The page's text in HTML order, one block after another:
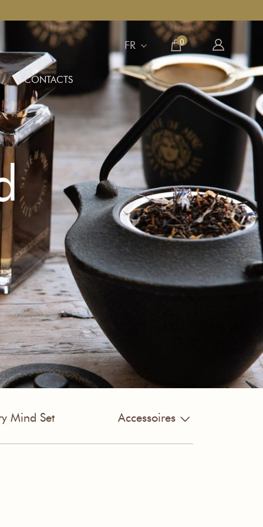
CONTACTS
FR 0
Mind Set Accessoires